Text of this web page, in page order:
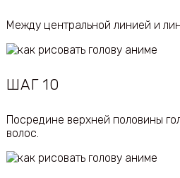
Между центральной линией и
ШАГ 10
Посредине верхней половины
волос.